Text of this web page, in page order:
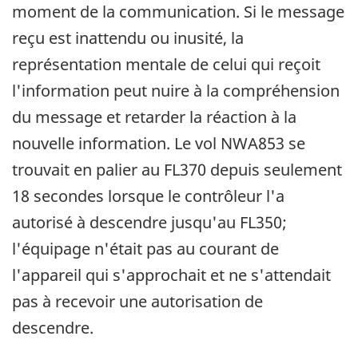
moment de la communication. Si le message
reçu est inattendu ou inusité, la
représentation mentale de celui qui reçoit
l'information peut nuire à la compréhension
du message et retarder la réaction à la
nouvelle information. Le vol NWA853 se
trouvait en palier au FL370 depuis seulement
18 secondes lorsque le contrôleur l'a
autorisé à descendre jusqu'au FL350;
l'équipage n'était pas au courant de
l'appareil qui s'approchait et ne s'attendait
pas à recevoir une autorisation de
descendre.